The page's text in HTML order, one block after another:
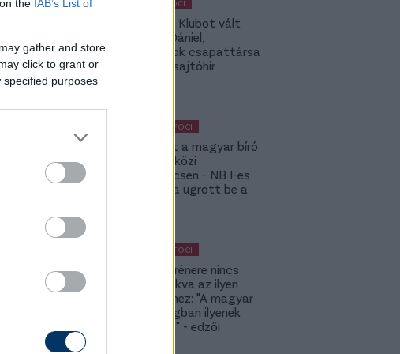
the IAB’s List of
gather and store
click to grant or
purposes
MAGYAR FOCI
Légiósok: Klubot vált
Gazdag Dániel,
világbajnok csapattársa
is lehet - sajtóhír
KÜLFÖLDI FOCI
Megsérült a magyar bíró
a nemzetközi
kupameccsen - NB I-es
honfitársa ugrott be a
KÜLFÖLDI FOCI
A DVSC trénere nincs
hozzászokva az ilyen
meccsekhez: "A magyar
bajnokságban ilyenek
nincsenek" - edzői